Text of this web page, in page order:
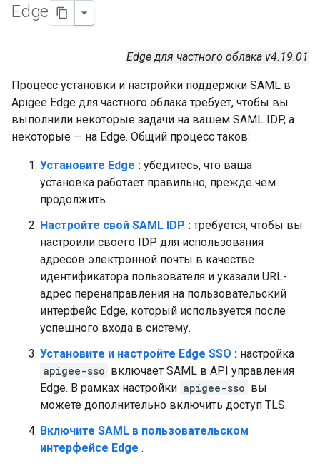
Edge
Edge для частного облака v4.19.01
Процесс установки и настройки поддержки SAML в
Apigee Edge для частного облака требует, чтобы вы
выполнили некоторые задачи на вашем SAML IDP, а
некоторые — на Edge. Общий процесс таков:
Установите Edge : убедитесь, что ваша
установка работает правильно, прежде чем
продолжить.
Настройте свой SAML IDP : требуется, чтобы вы
настроили своего IDP для использования
адресов электронной почты в качестве
идентификатора пользователя и указали URL-
адрес перенаправления на пользовательский
интерфейс Edge, который используется после
успешного входа в систему.
Установите и настройте Edge SSO : настройка
apigee-sso включает SAML в API управления
Edge. В рамках настройки apigee-sso вы
можете дополнительно включить доступ TLS.
Включите SAML в пользовательском
интерфейсе Edge .